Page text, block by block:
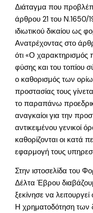
Διάταγμα που
άρθρου 21 του Ν.1650/
ιδιωτικού δικαίου ως
Ανατρέχοντας στο
ότι «Ο χαρακτηρισμός
φύσης και του τοπίου
ο καθορισμός των
προστασίας τους
το παραπάνω
αναγκαίοι για την
αντικειμένου γενικοί
καθορίζονται οι κατά
εφαρμογή τους
Στην ιστοσελίδα του
Δέλτα Έβρου
ξεκίνησε να
Η χρηματοδότηση